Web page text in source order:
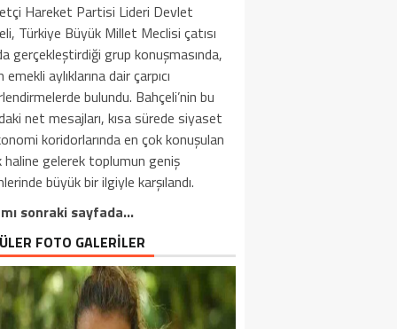
Hareket Partisi Lideri Devlet
Türkiye Büyük Millet Meclisi çatısı
gerçekleştirdiği grup konuşmasında,
aylıklarına dair çarpıcı
bulundu. Bahçeli’nin bu
net mesajları, kısa sürede siyaset
koridorlarında en çok konuşulan
haline gelerek toplumun geniş
büyük bir ilgiyle karşılandı.
sonraki sayfada…
FOTO GALERİLER